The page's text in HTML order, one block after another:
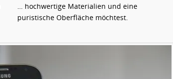
… hochwertige Materialien und eine
puristische Oberfläche möchtest.